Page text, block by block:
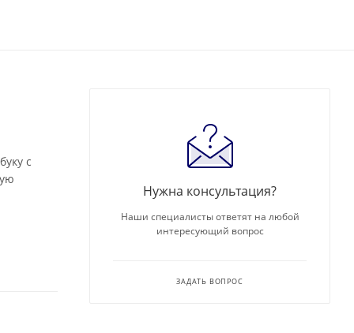
с
Нужна консультация?
Наши специалисты ответят на любой
интересующий вопрос
ЗАДАТЬ ВОПРОС